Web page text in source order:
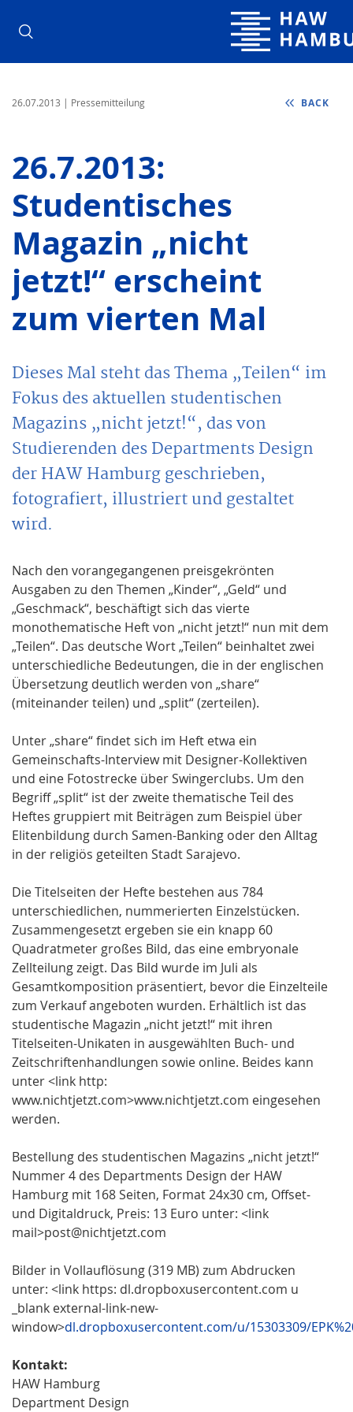
Hamburg
26.07.2013 | Pressemitteilung BACK
26.7.2013:
Studentisches
Magazin „nicht
jetzt!“ erscheint
zum vierten Mal
Dieses Mal steht das Thema „Teilen“ im
Fokus des aktuellen studentischen
Magazins „nicht jetzt!“, das von
Studierenden des Departments Design
der HAW Hamburg geschrieben,
fotografiert, illustriert und gestaltet
wird.
Nach den vorangegangenen preisgekrönten
Ausgaben zu den Themen „Kinder“, „Geld“ und
„Geschmack“, beschäftigt sich das vierte
monothematische Heft von „nicht jetzt!“ nun mit dem
„Teilen“. Das deutsche Wort „Teilen“ beinhaltet zwei
unterschiedliche Bedeutungen, die in der englischen
Übersetzung deutlich werden von „share“
(miteinander teilen) und „split“ (zerteilen).
Unter „share“ findet sich im Heft etwa ein
Gemeinschafts-Interview mit Designer-Kollektiven
und eine Fotostrecke über Swingerclubs. Um den
Begriff „split“ ist der zweite thematische Teil des
Heftes gruppiert mit Beiträgen zum Beispiel über
Elitenbildung durch Samen-Banking oder den Alltag
in der religiös geteilten Stadt Sarajevo.
Die Titelseiten der Hefte bestehen aus 784
unterschiedlichen, nummerierten Einzelstücken.
Zusammengesetzt ergeben sie ein knapp 60
Quadratmeter großes Bild, das eine embryonale
Zellteilung zeigt. Das Bild wurde im Juli als
Gesamtkomposition präsentiert, bevor die Einzelteile
zum Verkauf angeboten wurden. Erhältlich ist das
studentische Magazin „nicht jetzt!“ mit ihren
Titelseiten-Unikaten in ausgewählten Buch- und
Zeitschriftenhandlungen sowie online. Beides kann
unter <link http:
www.nichtjetzt.com>www.nichtjetzt.com eingesehen
werden.
Bestellung des studentischen Magazins „nicht jetzt!“
Nummer 4 des Departments Design der HAW
Hamburg mit 168 Seiten, Format 24x30 cm, Offset-
und Digitaldruck, Preis: 13 Euro unter: <link
mail>post@nichtjetzt.com
Bilder in Vollauflösung (319 MB) zum Abdrucken
unter: <link https: dl.dropboxusercontent.com u
_blank external-link-new-
window>dl.dropboxusercontent.com/u/15303309/
Kontakt:
HAW Hamburg
Department Design